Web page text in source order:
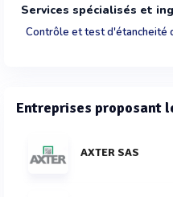
Services spécialisés et
Contrôle et test d'étancheité
Entreprises proposant
AXTER SAS